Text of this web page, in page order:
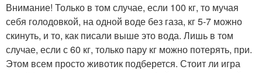
Внимание! Только в том случае, если 100 кг, то мучая
себя голодовкой, на одной воде без газа, кг 5-7 можно
скинуть, и то, как писали выше это вода. Лишь в том
случае, если с 60 кг, только пару кг можно потерять, при.
Этом всем просто животик подберется. Стоит ли игра